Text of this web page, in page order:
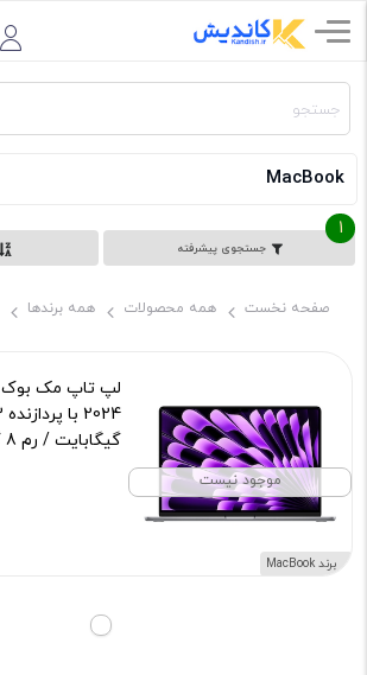
MacBook
جستجوی پیشرفته
1
صفحه نخست همه محصولات همه برندها
موجود نیست
برند MacBook
گیگابایت / رم 8 گیگابایت)